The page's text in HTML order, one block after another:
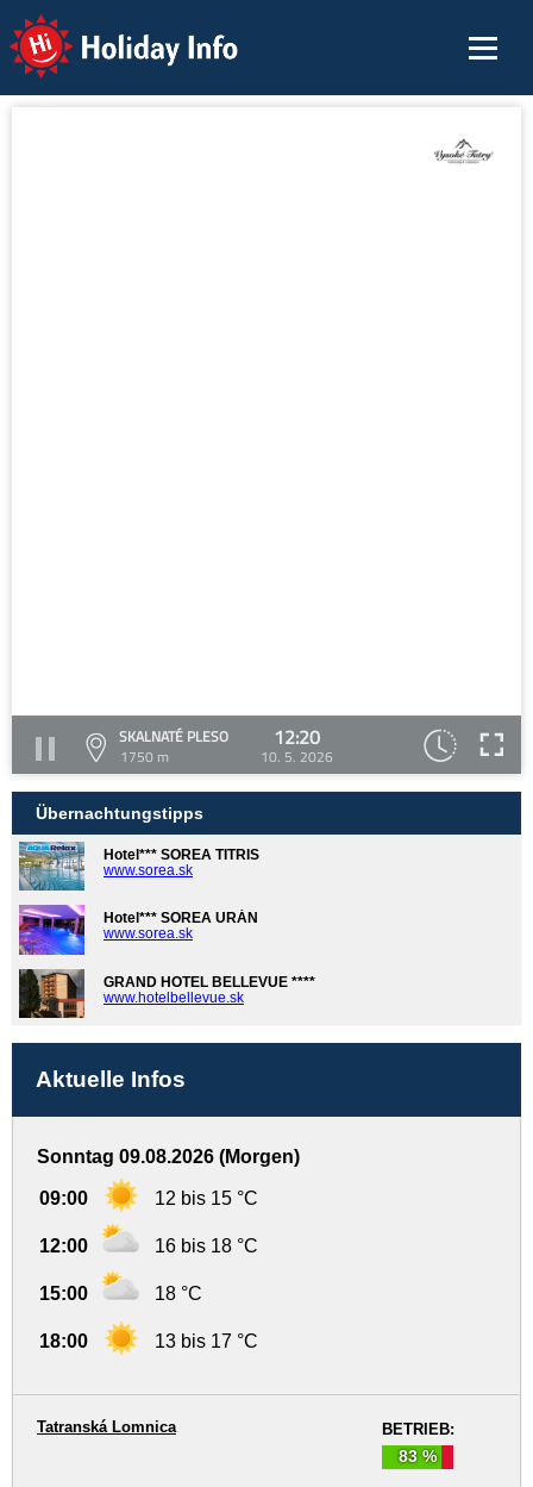
Holiday Info
SKALNATÉ PLESO
1750 m
12:20
10. 5. 2026
Übernachtungstipps
Hotel*** SOREA TITRIS
www.sorea.sk
Hotel*** SOREA URÁN
www.sorea.sk
GRAND HOTEL BELLEVUE ****
www.hotelbellevue.sk
Aktuelle Infos
Sonntag 09.08.2026 (Morgen)
09:00 12 bis 15 °C
12:00 16 bis 18 °C
15:00 18 °C
18:00 13 bis 17 °C
BETRIEB:
83 %
Tatranská Lomnica